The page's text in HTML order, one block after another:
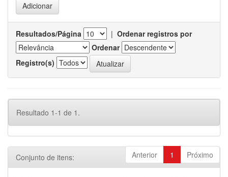
Resultados/Página | Ordenar registros por
Ordenar
Registro(s)
Resultado 1-1 de 1.
Anterior 1 Próximo
Conjunto de itens: